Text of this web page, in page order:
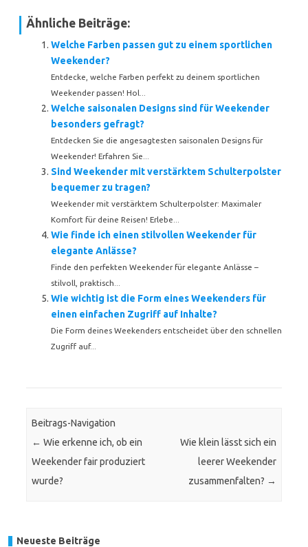
Ähnliche Beiträge:
Welche Farben passen gut zu einem sportlichen
Weekender?
Entdecke, welche Farben perfekt zu deinem sportlichen
Weekender passen! Hol...
Welche saisonalen Designs sind für Weekender
besonders gefragt?
Entdecken Sie die angesagtesten saisonalen Designs für
Weekender! Erfahren Sie...
Sind Weekender mit verstärktem Schulterpolster
bequemer zu tragen?
Weekender mit verstärktem Schulterpolster: Maximaler
Komfort für deine Reisen! Erlebe...
Wie finde ich einen stilvollen Weekender für
elegante Anlässe?
Finde den perfekten Weekender für elegante Anlässe –
stilvoll, praktisch...
Wie wichtig ist die Form eines Weekenders für
einen einfachen Zugriff auf Inhalte?
Die Form deines Weekenders entscheidet über den schnellen
Zugriff auf...
Beitrags-Navigation
← Wie erkenne ich, ob ein
Weekender fair produziert
wurde?
Wie klein lässt sich ein
leerer Weekender
zusammenfalten? →
Neueste Beiträge